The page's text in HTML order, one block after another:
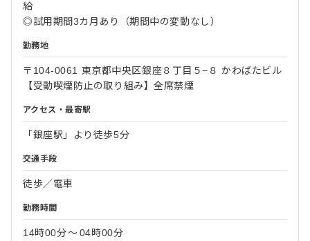
給
◎試用期間3カ月あり（期間中の変動なし）
勤務地
〒104-0061 東京都中央区銀座８丁目５−８ かわばたビル
【受動喫煙防止の取り組み】全席禁煙
アクセス・最寄駅
「銀座駅」より徒歩5分
交通手段
徒歩／電車
勤務時間
14時00分〜04時00分